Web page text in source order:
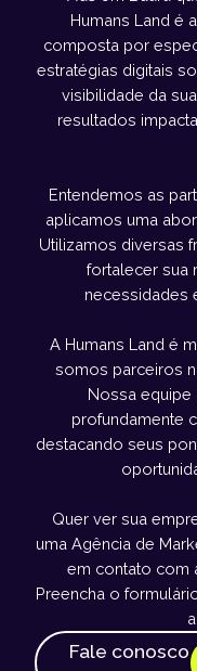
Humans Land é
composta por
estratégias digitais
visibilidade da
resultados
Entendemos as
aplicamos uma
Utilizamos diversas
fortalecer sua
necessidades
A Humans Land é
somos parceiros
Nossa equipe
profundamente
destacando seus
Quer ver sua
uma Agência de
em contato com
Preencha o
Fale conosco